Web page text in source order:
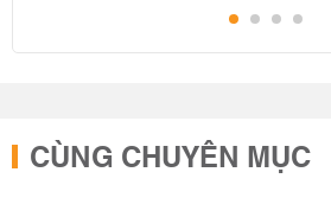
CÙNG CHUYÊN MỤC